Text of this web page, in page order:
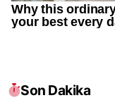
Son Dakika